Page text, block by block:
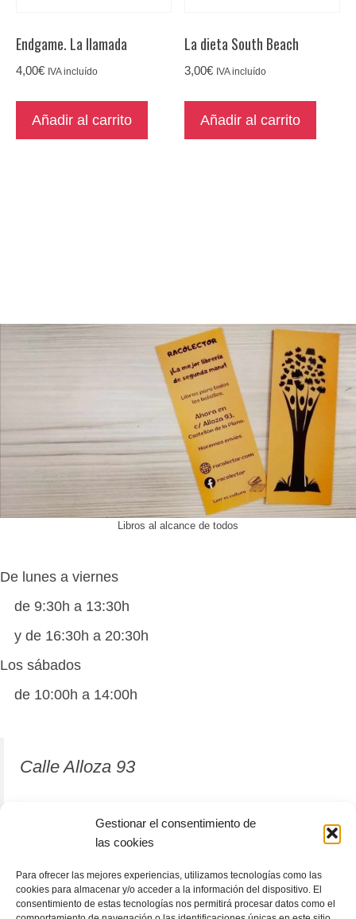
Gestionar el consentimiento de
las cookies
Para ofrecer las mejores experiencias, utilizamos tecnologías como las
cookies para almacenar y/o acceder a la información del dispositivo. El
consentimiento de estas tecnologías nos permitirá procesar datos como el
Endgame. La llamada
4,00€ IVA incluído
Añadir al carrito
La dieta South Beach
3,00€ IVA incluído
Añadir al carrito
Libros al alcance de todos
De lunes a viernes
de 9:30h a 13:30h
y de 16:30h a 20:30h
Los sábados
de 10:00h a 14:00h
Calle Alloza 93
12001 Castellón de la Plana
964 81 37 63